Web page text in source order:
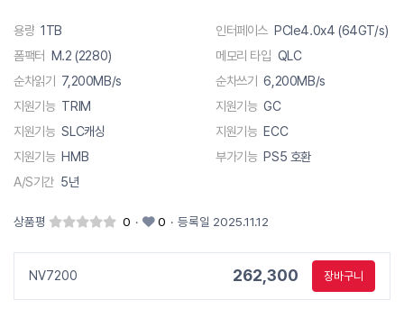
용량 1TB 인터페이스 PCIe4.0x4 (64GT/s)
폼팩터 M.2 (2280) 메모리 타입 QLC
순차읽기 7,200MB/s 순차쓰기 6,200MB/s
지원기능 TRIM 지원기능 GC
지원기능 SLC캐싱 지원기능 ECC
지원기능 HMB 부가기능 PS5 호환
A/S기간 5년
상품평 0 · 0 · 등록일 2025.11.12
NV7200 262,300 장바구니